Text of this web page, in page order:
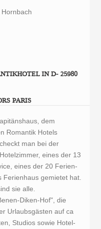
IN D- 25980
PARIS
dem
Romantik Hotels
man bei der
eines der 13
eines der 20 Ferien-
gemietet hat.
sie alle.
Diken-Hof", die
Urlaubsgästen auf ca
Studios sowie Hotel-